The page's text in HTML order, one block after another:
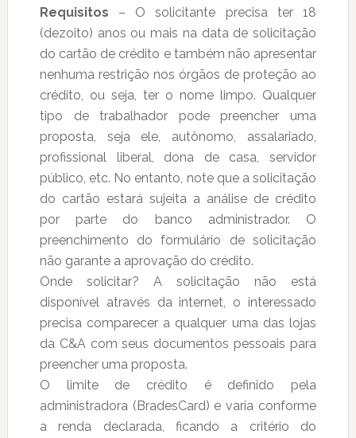
Requisitos – O solicitante precisa ter 18
(dezoito) anos ou mais na data de solicitação
do cartão de crédito e também não apresentar
nenhuma restrição nos órgãos de proteção ao
crédito, ou seja, ter o nome limpo. Qualquer
tipo de trabalhador pode preencher uma
proposta, seja ele, autônomo, assalariado,
profissional liberal, dona de casa, servidor
público, etc. No entanto, note que a solicitação
do cartão estará sujeita a análise de crédito
por parte do banco administrador. O
preenchimento do formulário de solicitação
não garante a aprovação do crédito.
Onde solicitar? A solicitação não está
disponível através da internet, o interessado
precisa comparecer a qualquer uma das lojas
da C&A com seus documentos pessoais para
preencher uma proposta.
O limite de crédito é definido pela
administradora (BradesCard) e varia conforme
a renda declarada, ficando a critério do